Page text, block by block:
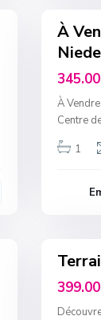
À
À
Centre
1